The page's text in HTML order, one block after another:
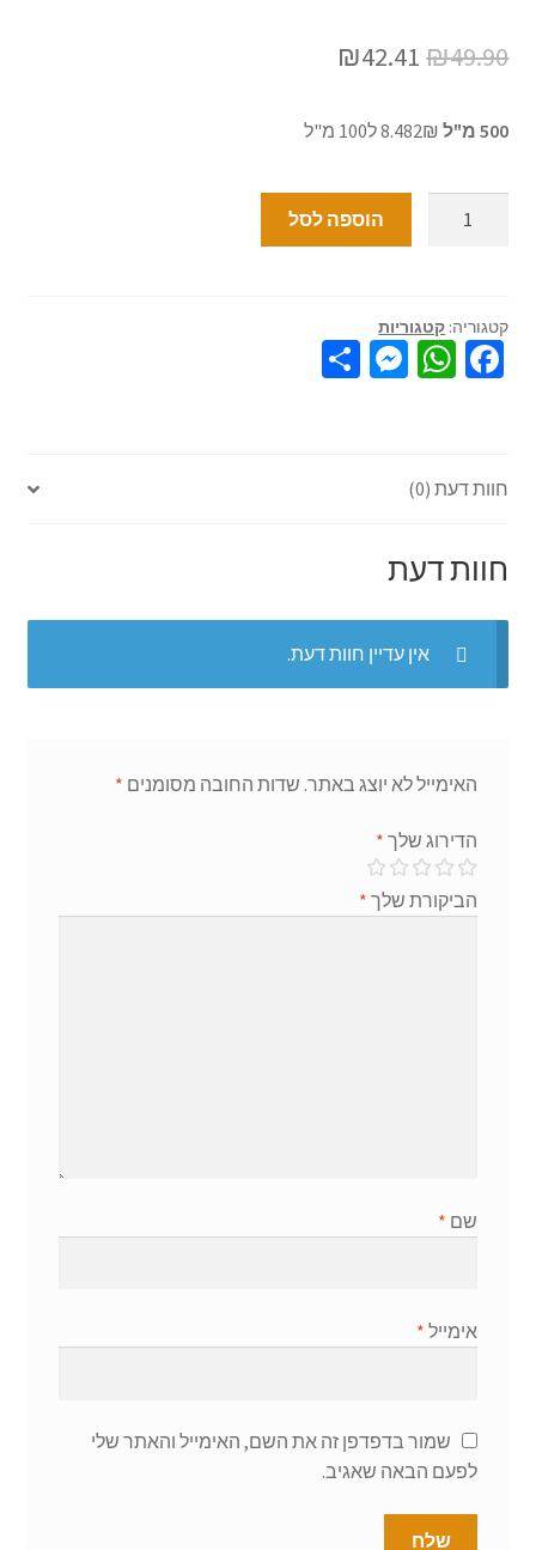
₪49.90
₪42.41
500 מ"ל 8.482₪ ל100 מ"ל
הוספה לסל
קטגוריה: קטגוריות
Fa
o
k
W
sA
p
p
M
S
חוות דעת (0)
חוות דעת
אין עדיין חוות דעת.
האימייל לא יוצג באתר. שדות החובה מסומנים *
הדירוג שלך *
הביקורת שלך *
שם *
אימייל *
שמור בדפדפן זה את השם, האימייל והאתר שלי
לפעם הבאה שאגיב.